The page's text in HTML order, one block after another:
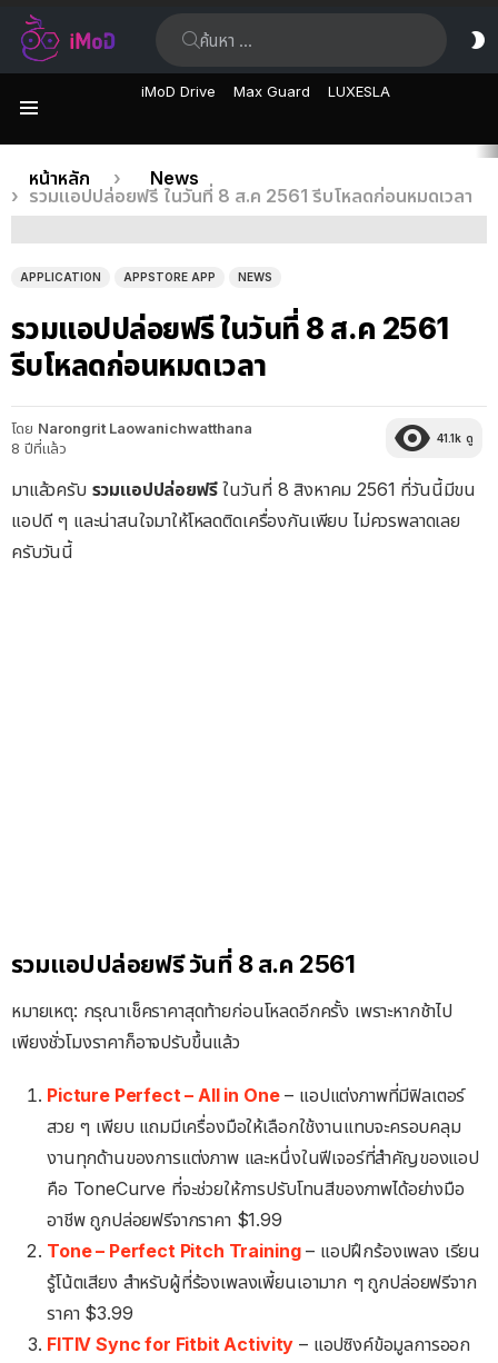
iMoD Drive Max Guard LUXESLA
เรื่อง
ล่าสุด
คุณอยู่ที่นี่:
หน้าหลัก
News
รวมแอปปล่อยฟรี ในวันที่ 8 ส.ค 2561 รีบโหลดก่อนหมดเวลา
APPLICATION APPSTORE APP NEWS
รวมแอปปล่อยฟรี ในวันที่ 8 ส.ค 2561
รีบโหลดก่อนหมดเวลา
โดย Narongrit Laowanichwatthana
8 ปีที่แล้ว
41.1k ดู
มาแล้วครับ รวมแอปปล่อยฟรีในวันที่ 8 สิงหาคม 2561 ที่วันนี้มีขน
แอปดี ๆ และน่าสนใจมาให้โหลดติดเครื่องกันเพียบ ไม่ควรพลาดเลย
ครับวันนี้
รวมแอปปล่อยฟรี วันที่ 8 ส.ค 2561
หมายเหตุ: กรุณาเช็คราคาสุดท้ายก่อนโหลดอีกครั้ง เพราะหากช้าไป
เพียงชั่วโมงราคาก็อาจปรับขึ้นแล้ว
Picture Perfect – All in One– แอปแต่งภาพที่มีฟิลเตอร์
สวย ๆ เพียบ แถมมีเครื่องมือให้เลือกใช้งานแทบจะครอบคลุม
งานทุกด้านของการแต่งภาพ และหนึ่งในฟีเจอร์ที่สำคัญของแอป
คือ ToneCurve ที่จะช่วยให้การปรับโทนสีของภาพได้อย่างมือ
อาชีพ ถูกปล่อยฟรีจากราคา $1.99
Tone – Perfect Pitch Training– แอปฝึกร้องเพลง เรียน
รู้โน้ตเสียง สำหรับผู้ที่ร้องเพลงเพี้ยนเอามาก ๆ ถูกปล่อยฟรีจาก
ราคา $3.99
FITIV Sync for Fitbit Activity – แอปซิงค์ข้อมูลการออก